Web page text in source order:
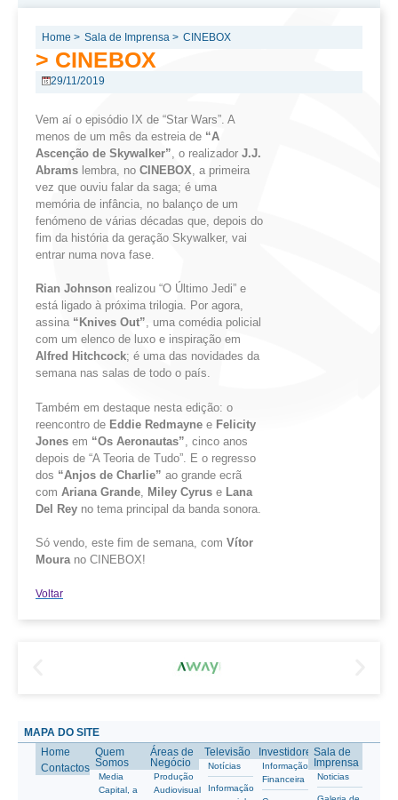
Home > Sala de Imprensa > CINEBOX
> CINEBOX
29/11/2019
Vem aí o episódio IX de “Star Wars”. A
menos de um mês da estreia de “A
Ascenção de Skywalker” , o realizador J.J.
Abrams lembra, no CINEBOX , a primeira
vez que ouviu falar da saga; é uma
memória de infância, no balanço de um
fenómeno de várias décadas que, depois do
fim da história da geração Skywalker, vai
entrar numa nova fase.
Rian Johnson realizou “O Último Jedi” e
está ligado à próxima trilogia. Por agora,
assina “ Knives Out”, uma comédia policial
com um elenco de luxo e inspiração em
Alfred Hitchcock; é uma das novidades da
semana nas salas de todo o país.
Também em destaque nesta edição: o
reencontro de Eddie Redmayne e Felicity
Jones em “Os Aeronautas” , cinco anos
depois de “A Teoria de Tudo”. E o regresso
dos “Anjos de Charlie” ao grande ecrã
com Ariana Grande Miley Cyrus e Lana
Del Rey no tema principal da banda sonora.
Só vendo, este fim de semana, com Vítor
Moura no CINEBOX!
Voltar
MAPA DO SITE
Home
Contactos
Quem
Somos
Media
Capital, a
Áreas de
Negócio
Produção
Audiovisual
Televisão
Notícias
Informação
Investidores
Informação
Financeira
Sala de
Imprensa
Noticias